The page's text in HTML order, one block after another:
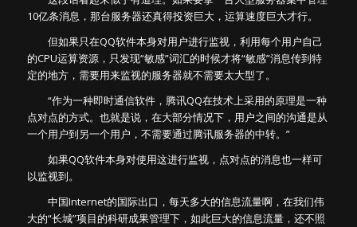
10亿条消息，那台服务器还真得投资巨大，运算速度巨大才行。
但如果只在QQ软件本身对用户进行监视，利用每个用户自己
的CPU运算资源，只发现“敏感”词汇的时候才将“敏感”消息传到特
定的地方，需要用来监视的服务器就不需要太大型了。
“作为一种即时通信软件，腾讯QQ在技术上采用的原理是一种
点对点的方式。也就是说，在大部分情况下，用户之间的沟通是从
一个用户到另一个用户，不需要通过腾讯服务器的中转。”
如果QQ软件本身对使用这进行监视，点对点的消息也一样可
以监视到。
中国Internet的国际出口，每天多大的信息流量啊，在我们伟
大的“长城”项目的科研成果管理下，如此巨大的信息流量，还不照